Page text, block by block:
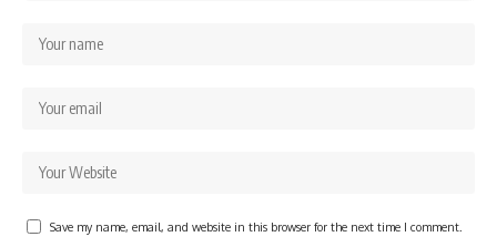
Save my name, email, and website in this browser for the next time I comment.